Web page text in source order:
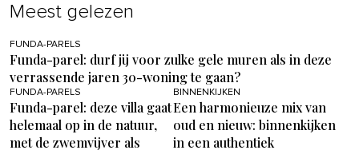
Meest gelezen
FUNDA-PARELS
Funda-parel: durf jij voor zulke gele muren als in deze
verrassende jaren 30-woning te gaan?
FUNDA-PARELS
Funda-parel: deze villa gaat
helemaal op in de natuur,
met de zwemvijver als
BINNENKIJKEN
Een harmonieuze mix van
oud en nieuw: binnenkijken
in een authentiek